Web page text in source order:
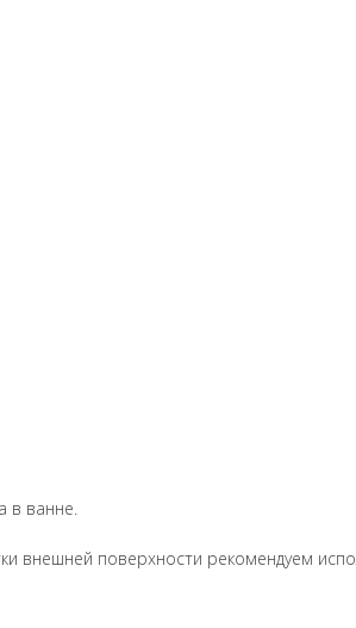
в ванне.
внешней поверхности рекомендуем